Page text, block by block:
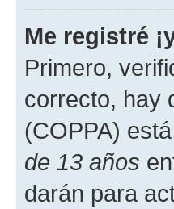
Me registré
Primero,
correcto, hay
(COPPA)
de 13 años
darán para